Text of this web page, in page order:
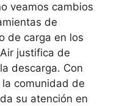
veamos cambios
de
de carga en los
justifica de
descarga. Con
comunidad de
su atención en